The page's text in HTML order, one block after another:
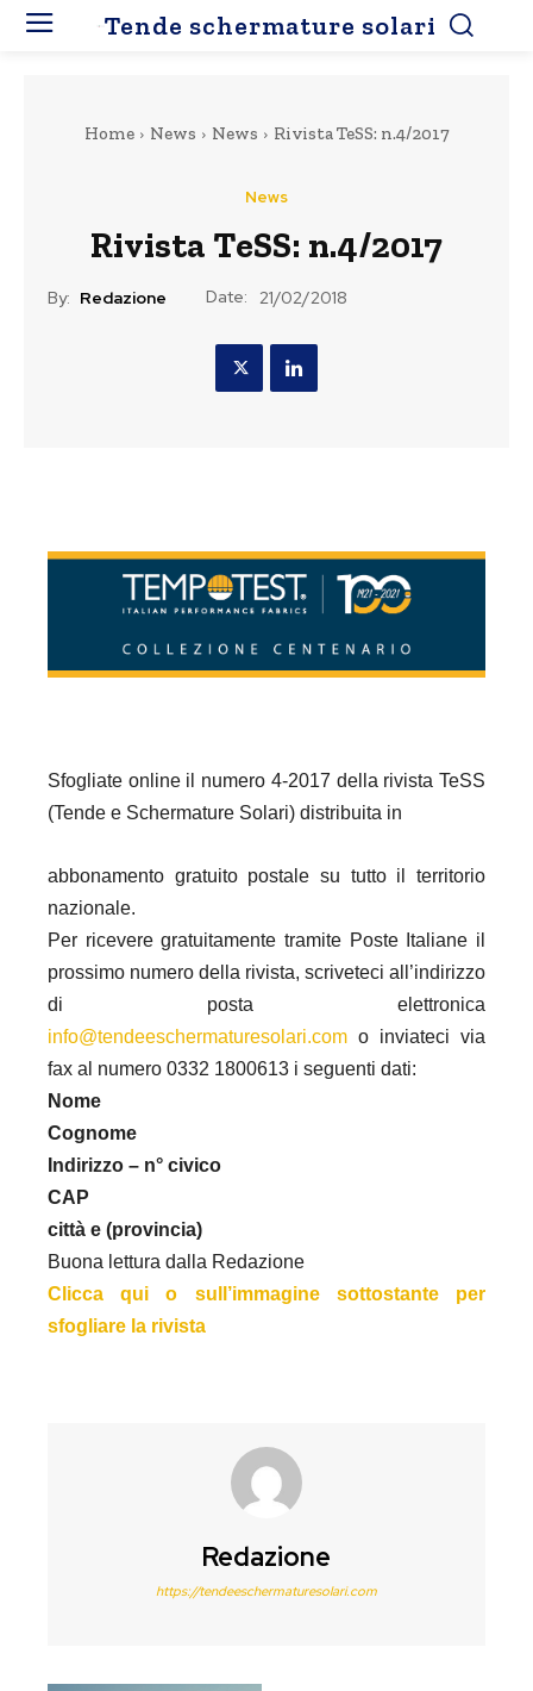
Tende schermature solari
Home News News Rivista TeSS: n.4/2017
News
Rivista TeSS: n.4/2017
By: Redazione Date: 21/02/2018
Sfogliate online il numero 4-2017 della rivista TeSS
(Tende e Schermature Solari) distribuita in
abbonamento gratuito postale su tutto il territorio
nazionale.
Per ricevere gratuitamente tramite Poste Italiane il
prossimo numero della rivista, scriveteci all’indirizzo
di posta elettronica
info@tendeeschermaturesolari.com o inviateci via
fax al numero 0332 1800613 i seguenti dati:
Nome
Cognome
Indirizzo – n° civico
CAP
città e (provincia)
Buona lettura dalla Redazione
Clicca qui o sull’immagine sottostante per
sfogliare la rivista
Redazione
https://tendeeschermaturesolari.com